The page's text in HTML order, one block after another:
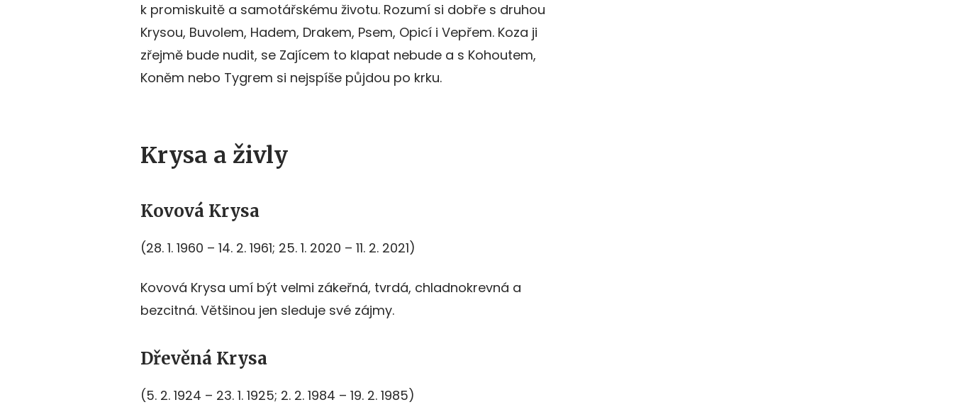
k promiskuitě a samotářskému životu. Rozumí si dobře s druhou
Krysou, Buvolem, Hadem, Drakem, Psem, Opicí i Vepřem. Koza ji
zřejmě bude nudit, se Zajícem to klapat nebude a s Kohoutem,
Koněm nebo Tygrem si nejspíše půjdou po krku.
Krysa a živly
Kovová Krysa
(28. 1. 1960 – 14. 2. 1961; 25. 1. 2020 – 11. 2. 2021)
Kovová Krysa umí být velmi zákeřná, tvrdá, chladnokrevná a
bezcitná. Většinou jen sleduje své zájmy.
Dřevěná Krysa
(5. 2. 1924 – 23. 1. 1925; 2. 2. 1984 – 19. 2. 1985)